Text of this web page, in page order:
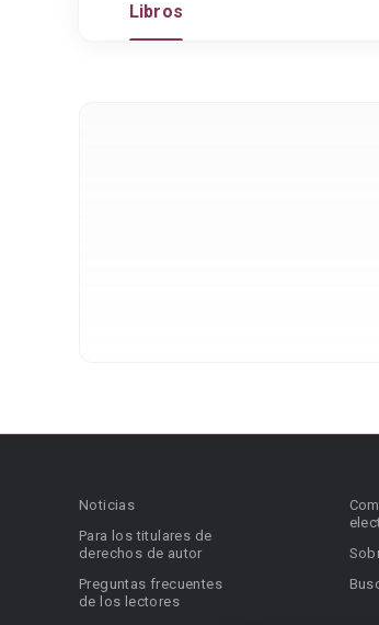
Libros
Noticias
Para los titulares de
derechos de autor
Preguntas frecuentes
de los lectores